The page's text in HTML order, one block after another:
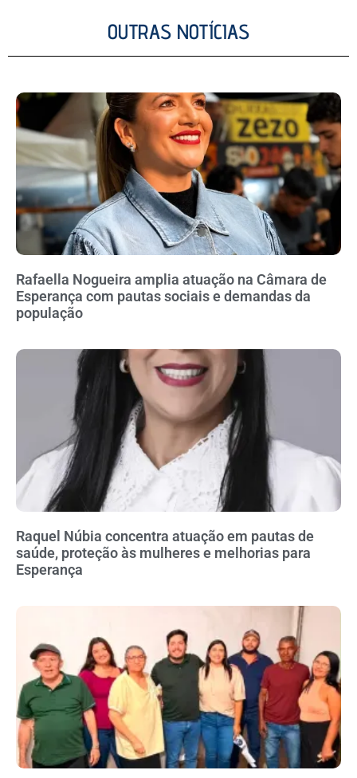
OUTRAS NOTÍCIAS
Rafaella Nogueira amplia atuação na Câmara de
Esperança com pautas sociais e demandas da
população
Raquel Núbia concentra atuação em pautas de
saúde, proteção às mulheres e melhorias para
Esperança